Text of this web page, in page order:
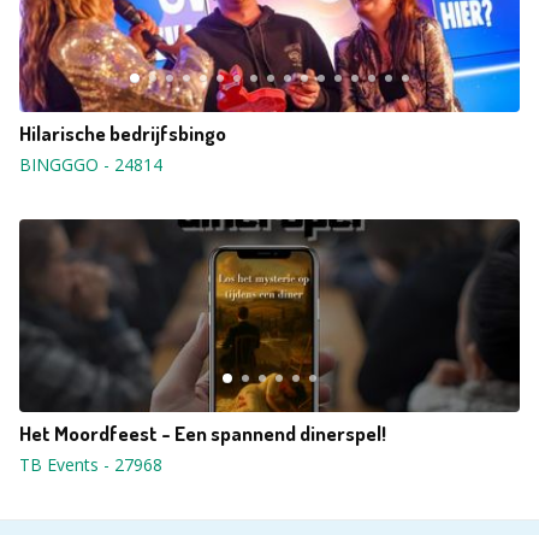
Hilarische bedrijfsbingo
BINGGGO - 24814
Het Moordfeest - Een spannend dinerspel!
TB Events - 27968